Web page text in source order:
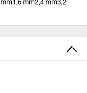
mm2,4 mm3,2